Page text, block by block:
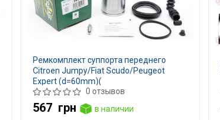
Ремкомплект суппорта переднего
Citroen Jumpy/Fiat Scudo/Peugeot
Expert (d=60mm)(
0 отзывов
567 грн
в наличии